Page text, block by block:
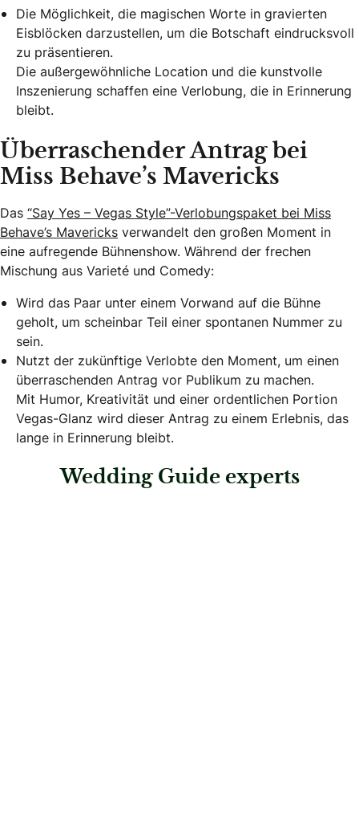
Die Möglichkeit, die magischen Worte in gravierten
Eisblöcken darzustellen, um die Botschaft eindrucksvoll
zu präsentieren.
Die außergewöhnliche Location und die kunstvolle
Inszenierung schaffen eine Verlobung, die in Erinnerung
bleibt.
Überraschender Antrag bei
Miss Behave’s Mavericks
Das “Say Yes – Vegas Style”-Verlobungspaket bei Miss
Behave’s Mavericks verwandelt den großen Moment in
eine aufregende Bühnenshow. Während der frechen
Mischung aus Varieté und Comedy:
Wird das Paar unter einem Vorwand auf die Bühne
geholt, um scheinbar Teil einer spontanen Nummer zu
sein.
Nutzt der zukünftige Verlobte den Moment, um einen
überraschenden Antrag vor Publikum zu machen.
Mit Humor, Kreativität und einer ordentlichen Portion
Vegas-Glanz wird dieser Antrag zu einem Erlebnis, das
lange in Erinnerung bleibt.
Wedding Guide experts